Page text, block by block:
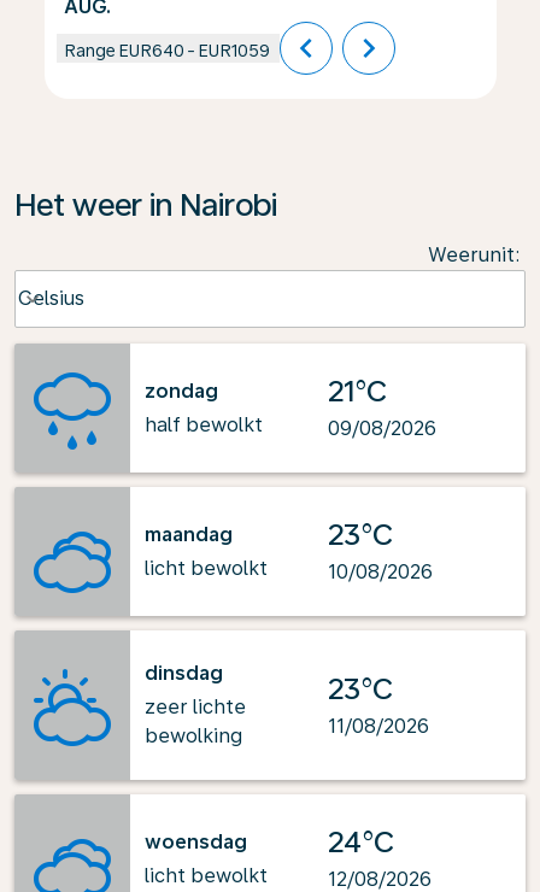
AUG.
Range EUR640 - EUR1059 chevron_left chevron_right
Het weer in Nairobi
Weerunit:
Celsius
keyboard_arrow_down
zondag
half bewolkt
21°C
09/08/2026
maandag
licht bewolkt
23°C
10/08/2026
dinsdag
zeer lichte
bewolking
23°C
11/08/2026
woensdag
licht bewolkt
24°C
12/08/2026